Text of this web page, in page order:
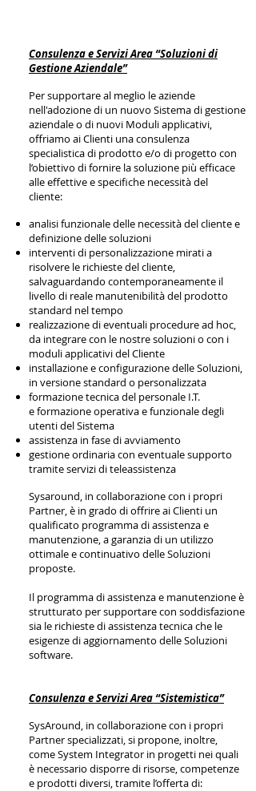
Consulenza e Servizi Area “Soluzioni di
Gestione Aziendale”
Per supportare al meglio le aziende
nell'adozione di un nuovo Sistema di gestione
aziendale o di nuovi Moduli applicativi,
offriamo ai Clienti una consulenza
specialistica di prodotto e/o di progetto con
l’obiettivo di fornire la soluzione più efficace
alle effettive e specifiche necessità del
cliente:
analisi funzionale delle necessità del cliente e
definizione delle soluzioni
interventi di personalizzazione mirati a
risolvere le richieste del cliente,
salvaguardando contemporaneamente il
livello di reale manutenibilità del prodotto
standard nel tempo
realizzazione di eventuali procedure ad hoc,
da integrare con le nostre soluzioni o con i
moduli applicativi del Cliente
installazione e configurazione delle Soluzioni,
in versione standard o personalizzata
formazione tecnica del personale I.T.
e formazione operativa e funzionale degli
utenti del Sistema
assistenza in fase di avviamento
gestione ordinaria con eventuale supporto
tramite servizi di teleassistenza
Sysaround, in collaborazione con i propri
Partner, è in grado di offrire ai Clienti un
qualificato programma di assistenza e
manutenzione, a garanzia di un utilizzo
ottimale e continuativo delle Soluzioni
proposte.
Il programma di assistenza e manutenzione è
strutturato per supportare con soddisfazione
sia le richieste di assistenza tecnica che le
esigenze di aggiornamento delle Soluzioni
software.
Consulenza e Servizi Area “Sistemistica”
SysAround, in collaborazione con i propri
Partner specializzati, si propone, inoltre,
come System Integrator in progetti nei quali
è necessario disporre di risorse, competenze
e prodotti diversi, tramite l’offerta di: